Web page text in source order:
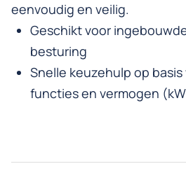
eenvoudig en veilig.
Geschikt voor
besturing
Snelle keuzehulp op
functies en vermogen